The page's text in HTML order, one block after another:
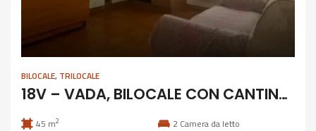
BILOCALE, TRILOCALE
18V – VADA, BILOCALE CON CANTINA COMUNICANTE
45 m2 2 Camera da letto